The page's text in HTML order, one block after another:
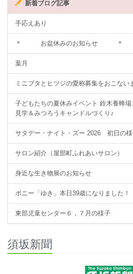
新着ブログ記事
手応えあり
＊ お盆休みのお知らせ ＊
葉月
ミニブタとヒツジの愛称募集をおこない
子どもたちの夏休みイベント 鈴木養蜂
見学＆みつろうキャンドルづくり♪
サタデー・ナイト・ズー 2026 初日の様
サロン紹介（屋部町ふれあいサロン）
身近な生き物展のお知らせ
ポニー「ゆき」本日39歳になりました！
東部児童センター６，７月の様子
須坂新聞